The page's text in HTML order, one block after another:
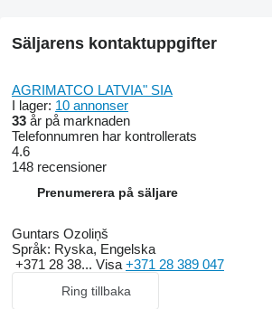
Säljarens kontaktuppgifter
AGRIMATCO LATVIA" SIA
I lager: 10 annonser
33 år på marknaden
Telefonnumren har kontrollerats
4.6
148 recensioner
Prenumerera på säljare
Guntars Ozoliņš
Språk: Ryska, Engelska
+371 28 38... Visa +371 28 389 047
Ring tillbaka